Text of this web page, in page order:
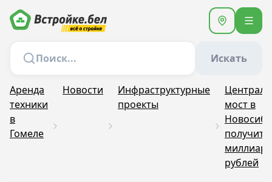
Искать
Аренда
техники
в
Гомеле
Новости
Инфраструктурные
проекты
мост в
получит 3
рублей